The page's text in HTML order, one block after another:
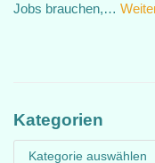
Jobs brauchen,…
Kategorien